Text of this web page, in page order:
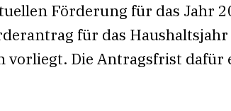
Förderung für das Jahr
für das
vorliegt. Die Antragsfrist dafür